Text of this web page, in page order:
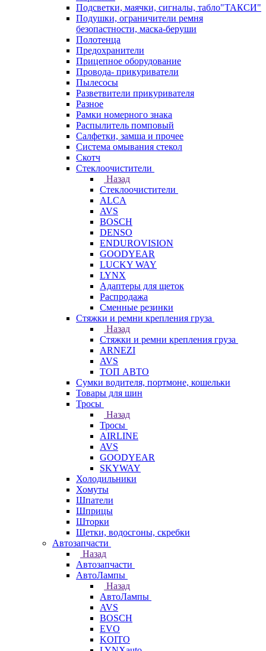
Подсветки, маячки, сигналы, табло"ТАКСИ"
Подушки, ограничители ремня
безопастности, маска-беруши
Полотенца
Предохранители
Прицепное оборудование
Провода- прикуриватели
Пылесосы
Разветвители прикуривателя
Разное
Рамки номерного знака
Распылитель помповый
Салфетки, замша и прочее
Система омывания стекол
Скотч
Стеклоочистители
Назад
Стеклоочистители
ALCA
AVS
BOSCH
DENSO
ENDUROVISION
GOODYEAR
LUCKY WAY
LYNX
Адаптеры для щеток
Распродажа
Сменные резинки
Стяжки и ремни крепления груза
Назад
Стяжки и ремни крепления груза
ARNEZI
AVS
ТОП АВТО
Сумки водителя, портмоне, кошельки
Товары для шин
Тросы
Назад
Тросы
AIRLINE
AVS
GOODYEAR
SKYWAY
Холодильники
Хомуты
Шпатели
Шприцы
Шторки
Щетки, водосгоны, скребки
Автозапчасти
Назад
Автозапчасти
АвтоЛампы
Назад
АвтоЛампы
AVS
BOSCH
EVO
KOITO